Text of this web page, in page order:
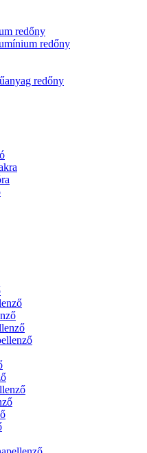
redőny
redőny
redőny